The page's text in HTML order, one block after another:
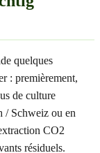
quelques
: premièrement,
de culture
/ Schweiz ou en
CO2
résiduels.